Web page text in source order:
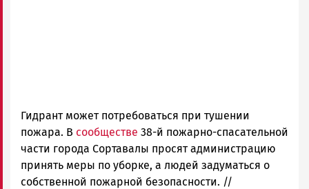
Гидрант может потребоваться при тушении
пожара. В сообществе 38-й пожарно-спасательной
части города Сортавалы просят администрацию
принять меры по уборке, а людей задуматься о
собственной пожарной безопасности. //